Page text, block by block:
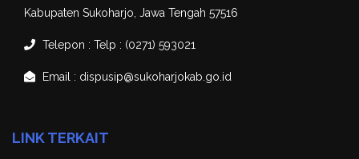
Kabupaten Sukoharjo, Jawa Tengah 57516
Telepon : Telp : (0271) 593021
Email : dispusip@sukoharjokab.go.id
LINK TERKAIT